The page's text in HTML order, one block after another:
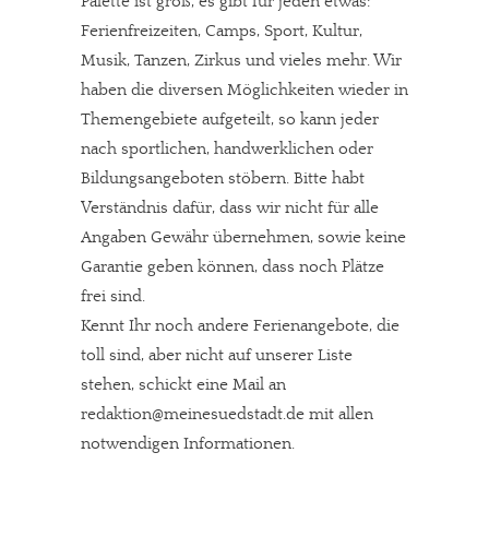
Ferienfreizeiten, Camps, Sport, Kultur,
Musik, Tanzen, Zirkus und vieles mehr. Wir
haben die diversen Möglichkeiten wieder in
Themengebiete aufgeteilt, so kann jeder
nach sportlichen, handwerklichen oder
Bildungsangeboten stöbern. Bitte habt
Verständnis dafür, dass wir nicht für alle
Angaben Gewähr übernehmen, sowie keine
Garantie geben können, dass noch Plätze
frei sind.
Kennt Ihr noch andere Ferienangebote, die
toll sind, aber nicht auf unserer Liste
stehen, schickt eine Mail an
redaktion@meinesuedstadt.de mit allen
notwendigen Informationen.